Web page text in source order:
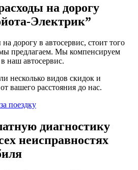
на дорогу
Электрик”
дорогу в автосервис, стоит того
мы предлагаем. Мы компенсируем
наш автосервис.
несколько видов скидок и
вашего расстояния до нас.
за поездку
диагностику
неисправностях